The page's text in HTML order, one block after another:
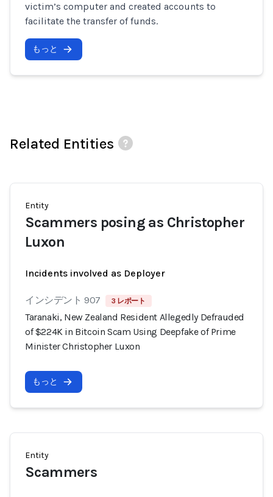
victim’s computer and created accounts to
facilitate the transfer of funds.
もっと
Related Entities
Entity
Scammers posing as Christopher
Luxon
Incidents involved as Deployer
インシデント 907 3 レポート
Taranaki, New Zealand Resident Allegedly Defrauded
of $224K in Bitcoin Scam Using Deepfake of Prime
Minister Christopher Luxon
もっと
Entity
Scammers